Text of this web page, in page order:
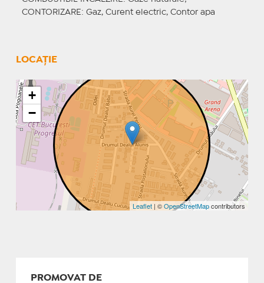
CONTORIZARE : Gaz, Curent electric, Contor apa
LOCAȚIE
+
−
Leaflet | ©OpenStreetMapcontributors
PROMOVAT DE